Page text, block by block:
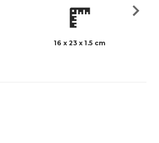
16 x 23 x 1.5 cm